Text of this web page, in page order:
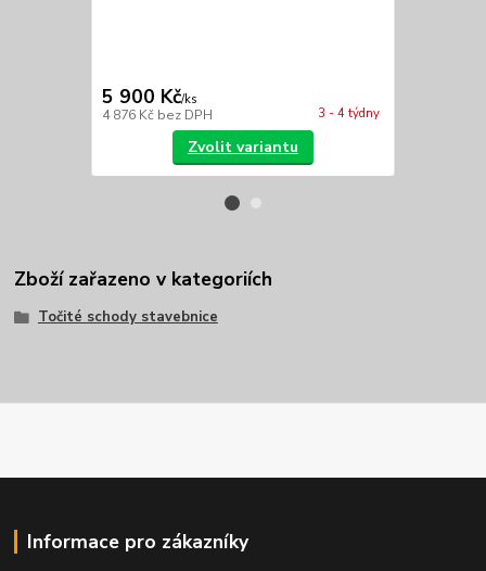
5 900 Kč/ks
4 876 Kč bez DPH 3 - 4 týdny
Zvolit variantu
Zboží zařazeno v kategoriích
Točité schody stavebnice
Informace pro zákazníky